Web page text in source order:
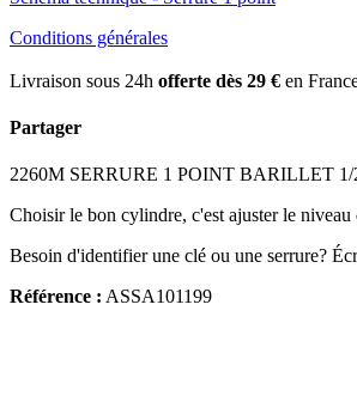
Conditions générales
Livraison sous 24h offerte dès 29 € en
Partager
2260M SERRURE 1 POINT BARILLET 1/
Choisir le bon cylindre, c'est ajuster le niveau
Besoin d'identifier une clé ou une serrure?
Référence : ASSA101199